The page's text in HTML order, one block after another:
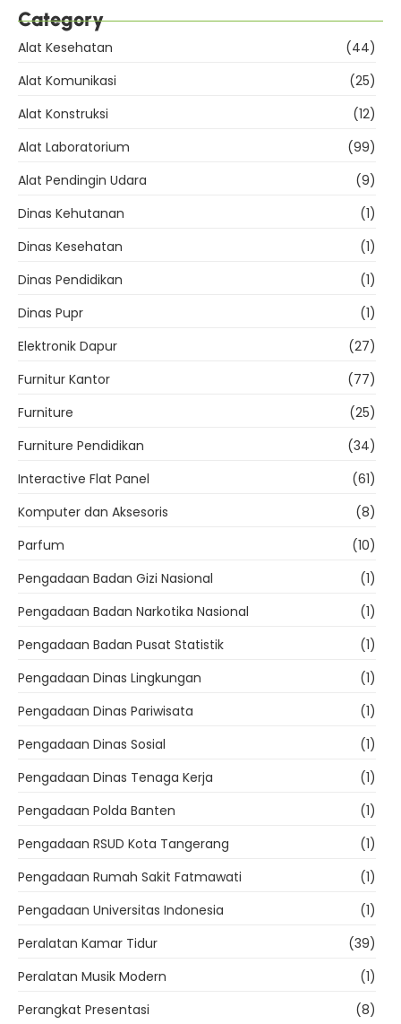
Category
Alat Kesehatan
(44)
Alat Komunikasi
(25)
Alat Konstruksi
(12)
Alat Laboratorium
(99)
Alat Pendingin Udara
(9)
Dinas Kehutanan
(1)
Dinas Kesehatan
(1)
Dinas Pendidikan
(1)
Dinas Pupr
(1)
Elektronik Dapur
(27)
Furnitur Kantor
(77)
Furniture
(25)
Furniture Pendidikan
(34)
Interactive Flat Panel
(61)
Komputer dan Aksesoris
(8)
Parfum
(10)
Pengadaan Badan Gizi Nasional
(1)
Pengadaan Badan Narkotika Nasional
(1)
Pengadaan Badan Pusat Statistik
(1)
Pengadaan Dinas Lingkungan
(1)
Pengadaan Dinas Pariwisata
(1)
Pengadaan Dinas Sosial
(1)
Pengadaan Dinas Tenaga Kerja
(1)
Pengadaan Polda Banten
(1)
Pengadaan RSUD Kota Tangerang
(1)
Pengadaan Rumah Sakit Fatmawati
(1)
Pengadaan Universitas Indonesia
(1)
Peralatan Kamar Tidur
(39)
Peralatan Musik Modern
(1)
Perangkat Presentasi
(8)